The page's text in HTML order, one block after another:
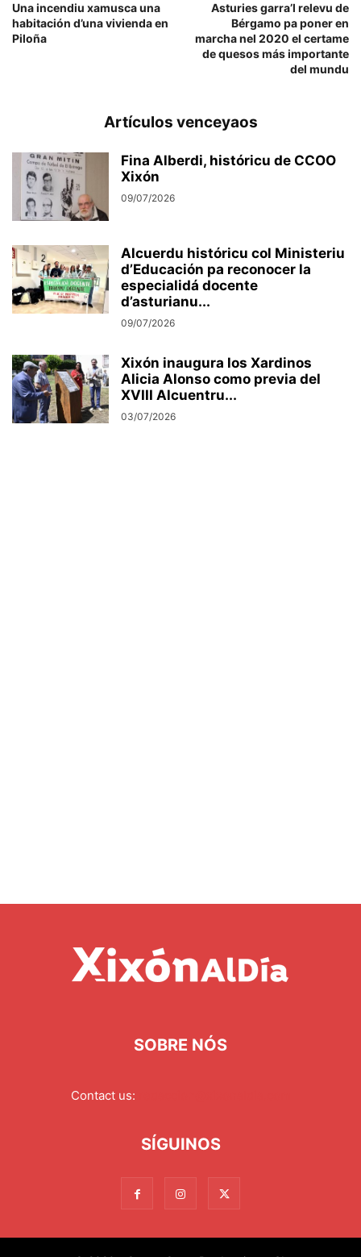
Una incendiu xamusca una
habitación d’una vivienda en
Piloña
Asturies garra’l relevu de
Bérgamo pa poner en
marcha nel 2020 el certame
de quesos más importante
del mundu
Artículos venceyaos
Fina Alberdi, históricu de CCOO
Xixón
09/07/2026
Alcuerdu históricu col Ministeriu
d’Educación pa reconocer la
especialidá docente
d’asturianu...
09/07/2026
Xixón inaugura los Xardinos
Alicia Alonso como previa del
XVIII Alcuentru...
03/07/2026
SOBRE NÓS
Contact us:
SÍGUINOS